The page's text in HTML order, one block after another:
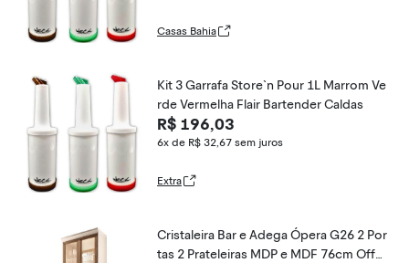
Casas Bahia
Kit 3 Garrafa Store`n Pour 1L Marrom Ve
rde Vermelha Flair Bartender Caldas
R$ 196,03
6x de R$ 32,67 sem juros
Extra
Cristaleira Bar e Adega Ópera G26 2 Por
tas 2 Prateleiras MDP e MDF 76cm Off